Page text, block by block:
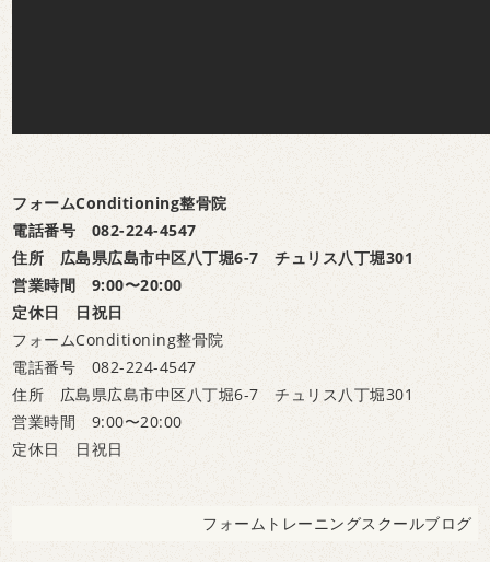
フォームConditioning整骨院
電話番号 082-224-4547
住所 広島県広島市中区八丁堀6-7 チュリス八丁堀301
営業時間 9:00〜20:00
定休日 日祝日
フォームConditioning整骨院
電話番号 082-224-4547
住所 広島県広島市中区八丁堀6-7 チュリス八丁堀301
営業時間 9:00〜20:00
定休日 日祝日
フォームトレーニングスクールブログ